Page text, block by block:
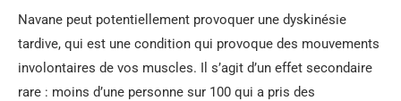
Navane peut potentiellement provoquer une dyskinésie
tardive, qui est une condition qui provoque des mouvements
involontaires de vos muscles. Il s’agit d’un effet secondaire
rare : moins d’une personne sur 100 qui a pris des